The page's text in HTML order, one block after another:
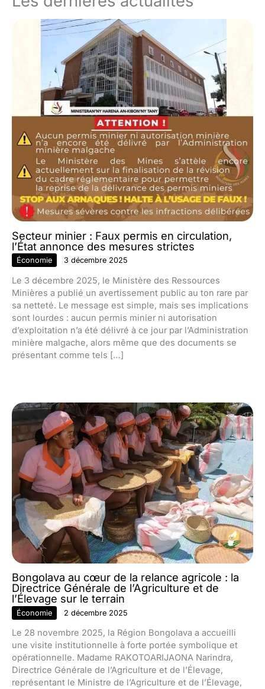
Secteur minier : Faux permis en circulation,
l’État annonce des mesures strictes
Économie 3 décembre 2025
Le 3 décembre 2025, le Ministère des Ressources
Minières a publié un avertissement public au ton rare par
sa netteté. Le message est simple, mais ses implications
sont lourdes : aucun permis minier ni autorisation
d’exploitation n’a été délivré à ce jour par l’Administration
minière malgache, alors même que des documents se
présentant comme tels […]
Bongolava au cœur de la relance agricole : la
Directrice Générale de l’Agriculture et de
l’Élevage sur le terrain
Économie 2 décembre 2025
Le 28 novembre 2025, la Région Bongolava a accueilli
une visite institutionnelle à forte portée symbolique et
opérationnelle. Madame RAKOTOARIJAONA Narindra,
Directrice Générale de l’Agriculture et de l’Élevage,
représentant le Ministre de l’Agriculture et de l’Élevage,